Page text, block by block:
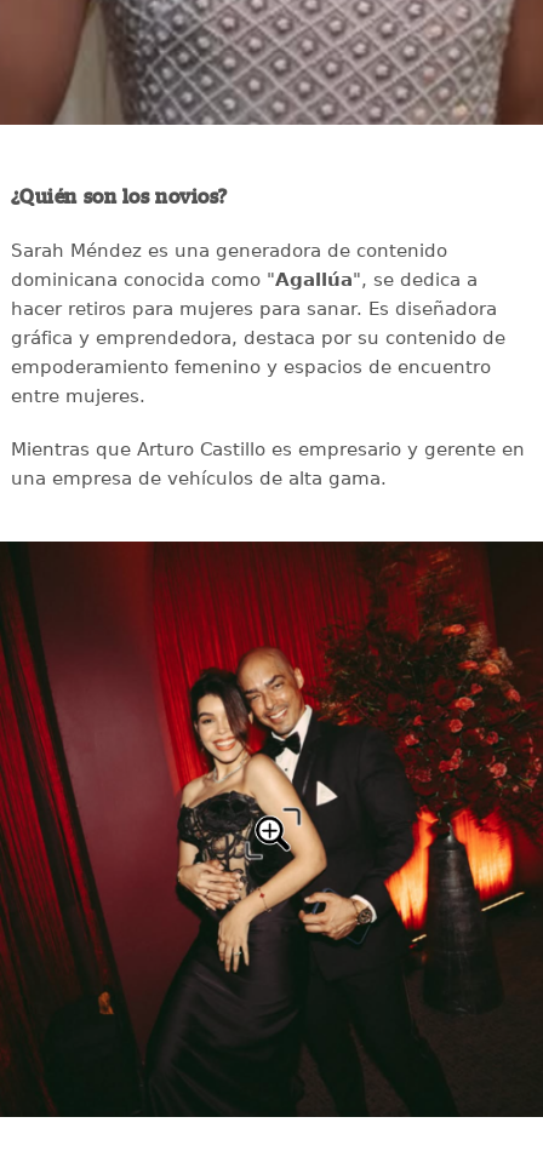
¿Quién son los novios?
Sarah Méndez es una generadora de contenido
dominicana conocida como "Agallúa", se dedica a
hacer retiros para mujeres para sanar. Es diseñadora
gráfica y emprendedora, destaca por su contenido de
empoderamiento femenino y espacios de encuentro
entre mujeres.
Mientras que Arturo Castillo es empresario y gerente en
una empresa de vehículos de alta gama.